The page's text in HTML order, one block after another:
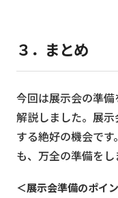
３．まとめ
今回は展示会の準
解説しました。展
する絶好の機会で
も、万全の準備をし
＜展示会準備のポイ